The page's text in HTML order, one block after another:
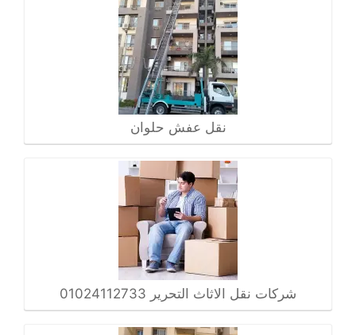
نقل عفش حلوان
شركات نقل الاثاث التحرير 01024112733